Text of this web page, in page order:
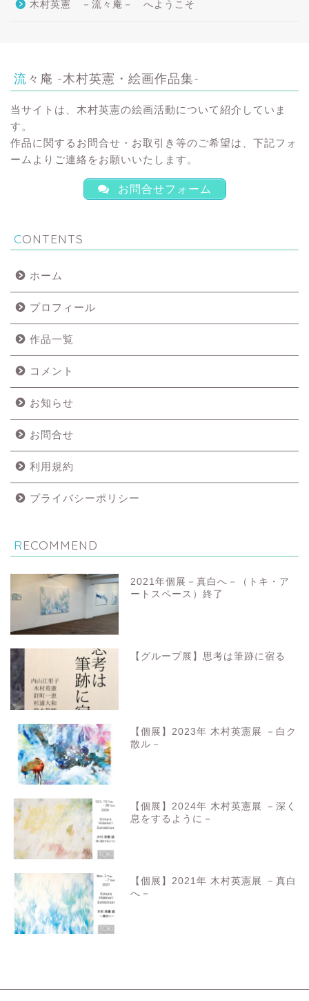
木村英憲 －流々庵－ へようこそ
流々庵 -木村英憲・絵画作品集-
当サイトは、木村英憲の絵画活動について紹介していま
す。
作品に関するお問合せ・お取引き等のご希望は、下記フォ
ームよりご連絡をお願いいたします。
お問合せフォーム
CONTENTS
ホーム
プロフィール
作品一覧
コメント
お知らせ
お問合せ
利用規約
プライバシーポリシー
RECOMMEND
2021年個展－真白へ－（トキ・ア
ートスペース）終了
【グループ展】思考は筆跡に宿る
【個展】2023年 木村英憲展 －白ク
散ル－
【個展】2024年 木村英憲展 －深く
息をするように－
【個展】2021年 木村英憲展 －真白
へ－